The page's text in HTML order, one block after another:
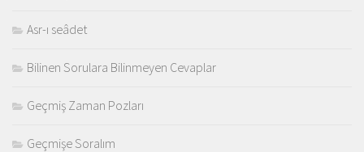
Asr-ı seâdet
Bilinen Sorulara Bilinmeyen Cevaplar
Geçmiş Zaman Pozları
Geçmişe Soralım